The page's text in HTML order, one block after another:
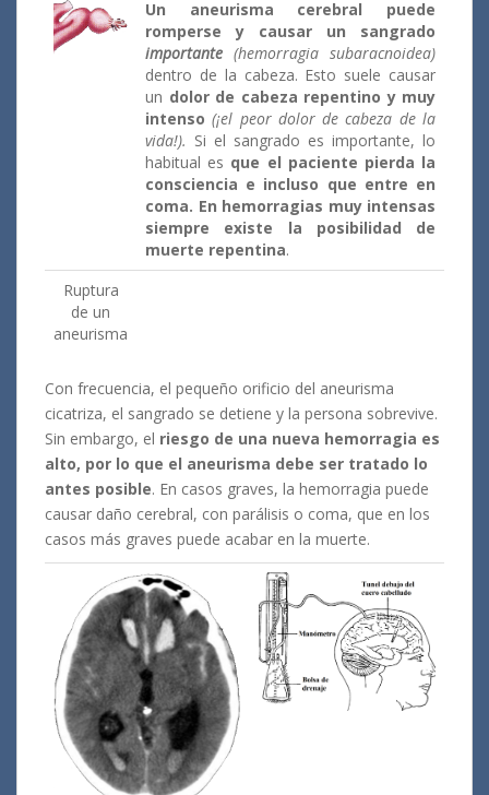
Un aneurisma cerebral puede
romperse y causar un sangrado
importante (hemorragia subaracnoidea)
dentro de la cabeza. Esto suele causar
un dolor de cabeza repentino y muy
intenso (¡el peor dolor de cabeza de la
vida!). Si el sangrado es importante, lo
habitual es que el paciente pierda la
consciencia e incluso que entre en
coma. En hemorragias muy intensas
siempre existe la posibilidad de
muerte repentina.
Ruptura
de un
aneurisma
Con frecuencia, el pequeño orificio del aneurisma
cicatriza, el sangrado se detiene y la persona sobrevive.
Sin embargo, el riesgo de una nueva hemorragia es
alto, por lo que el aneurisma debe ser tratado lo
antes posible. En casos graves, la hemorragia puede
causar daño cerebral, con parálisis o coma, que en los
casos más graves puede acabar en la muerte.